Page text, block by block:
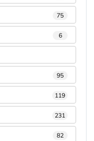
75
6
95
119
231
82